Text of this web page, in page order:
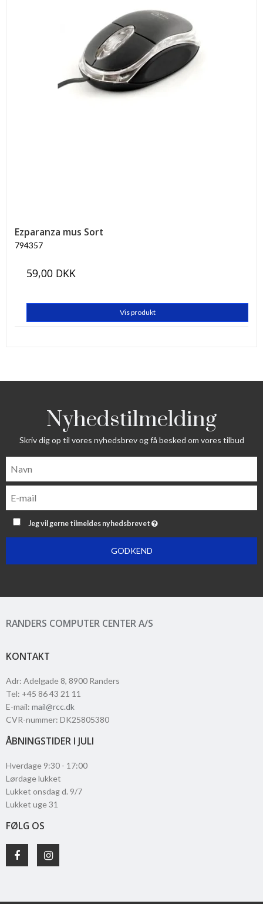
Ezparanza mus Sort
794357
59,00 DKK
Vis produkt
Nyhedstilmelding
Skriv dig op til vores nyhedsbrev og få besked om vores tilbud
Jeg vil gerne tilmeldes nyhedsbrevet
GODKEND
RANDERS COMPUTER CENTER A/S
KONTAKT
Adr: Adelgade 8, 8900 Randers
Tel: +45 86 43 21 11
E-mail: mail@rcc.dk
CVR-nummer: DK25805380
ÅBNINGSTIDER I JULI
Hverdage 9:30 - 17:00
Lørdage lukket
Lukket onsdag d. 9/7
Lukket uge 31
FØLG OS